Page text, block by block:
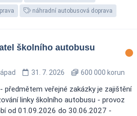
náhradní autobusová doprava
školního autobusu
31. 7. 2026 600 000 korun
předmětem veřejné zakázky je zajištění
linky školního autobusu - provoz
od 01.09.2026 do 30.06.2027 -